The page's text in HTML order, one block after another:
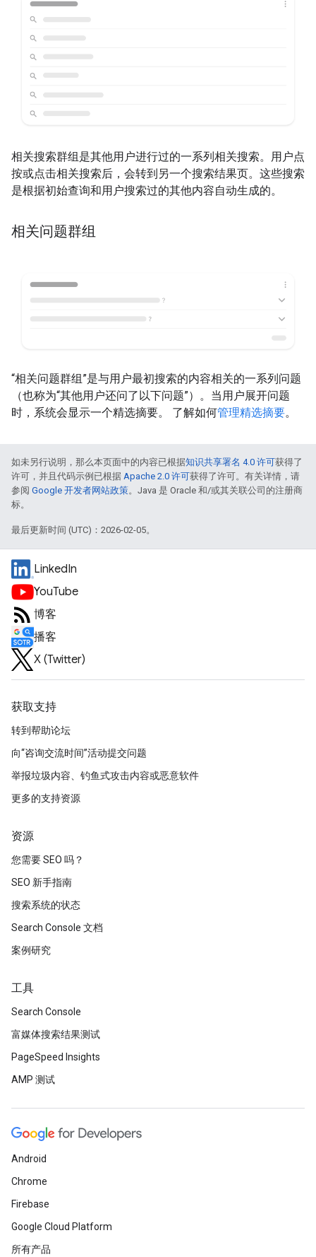
相关搜索群组是其他用户进行过的一系列相关搜索。用户点
按或点击相关搜索后，会转到另一个搜索结果页。这些搜索
是根据初始查询和用户搜索过的其他内容自动生成的。
相关问题群组
“相关问题群组”是与用户最初搜索的内容相关的一系列问题
（也称为“其他用户还问了以下问题”）。 当用户展开问题
时，系统会显示一个精选摘要。 了解如何管理精选摘要。
如未另行说明，那么本页面中的内容已根据知识共享署名 4.0 许可获得了
许可，并且代码示例已根据 Apache 2.0 许可获得了许可。有关详情，请
参阅 Google 开发者网站政策。Java 是 Oracle 和/或其关联公司的注册商
标。
最后更新时间 (UTC)：2026-02-05。
LinkedIn
YouTube
博客
播客
X (Twitter)
获取支持
转到帮助论坛
向“咨询交流时间”活动提交问题
举报垃圾内容、钓鱼式攻击内容或恶意软件
更多的支持资源
资源
您需要 SEO 吗？
SEO 新手指南
搜索系统的状态
Search Console 文档
案例研究
工具
Search Console
富媒体搜索结果测试
PageSpeed Insights
AMP 测试
Android
Chrome
Firebase
Google Cloud Platform
所有产品